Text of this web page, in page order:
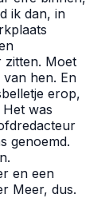
ik dan, in
zitten. Moet
van hen. En
erop,
was
genoemd.
en een
Meer, dus.